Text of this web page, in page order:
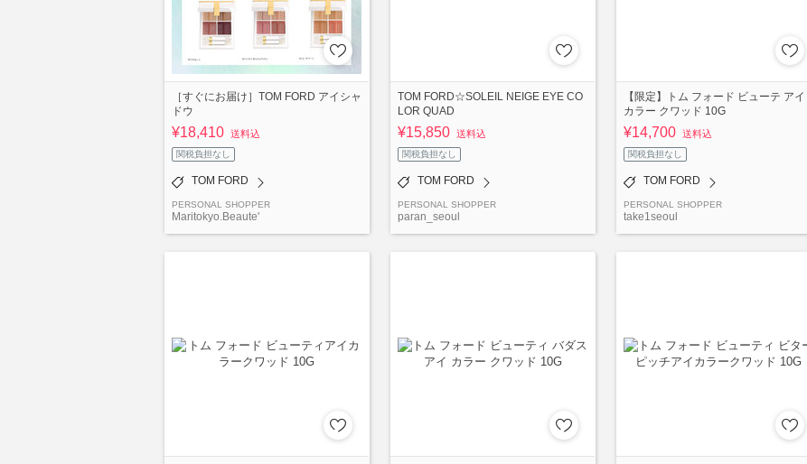
［すぐにお届け］TOM FORD アイシャ
ドウ
¥18,410 送料込
関税負担なし
TOM FORD
PERSONAL SHOPPER
Maritokyo.Beaute'
TOM FORD☆SOLEIL NEIGE EYE CO
LOR QUAD
¥15,850 送料込
関税負担なし
TOM FORD
PERSONAL SHOPPER
paran_seoul
【限定】トム フォード ビューテ アイ
カラー クワッド 10G
¥14,700 送料込
関税負担なし
TOM FORD
PERSONAL SHOPPER
take1seoul